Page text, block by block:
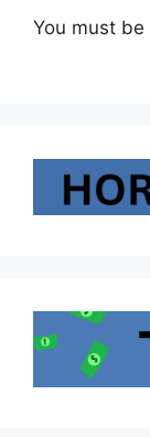
You must be